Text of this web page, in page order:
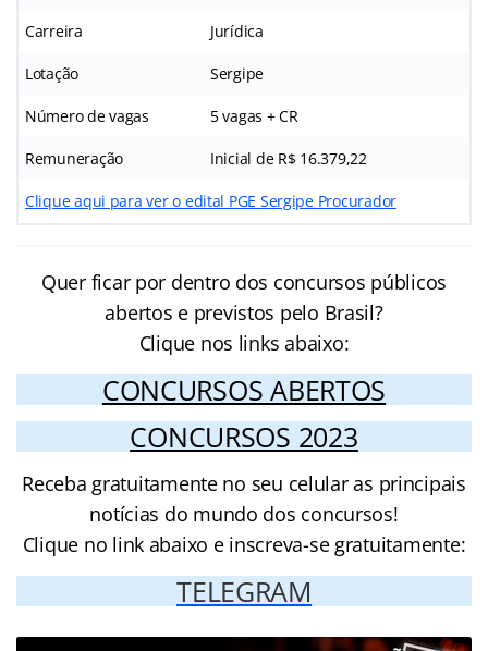
Carreira Jurídica
Lotação Sergipe
Número de vagas 5 vagas + CR
Remuneração Inicial de R$ 16.379,22
Clique aqui para ver o edital PGE Sergipe Procurador
Quer ficar por dentro dos concursos públicos
abertos e previstos pelo Brasil?
Clique nos links abaixo:
CONCURSOS ABERTOS
CONCURSOS 2023
Receba gratuitamente no seu celular as principais
notícias do mundo dos concursos!
Clique no link abaixo e inscreva-se gratuitamente:
TELEGRAM